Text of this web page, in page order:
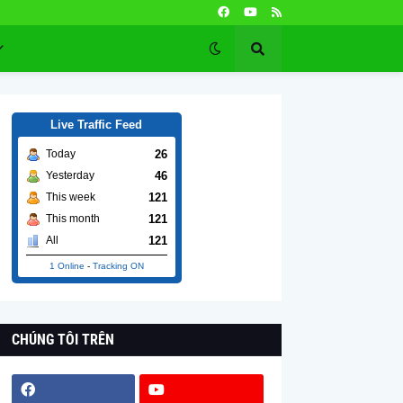
Live Traffic Feed
Today 26
Yesterday 46
This week 121
This month 121
All 121
1 Online - Tracking ON
CHÚNG TÔI TRÊN